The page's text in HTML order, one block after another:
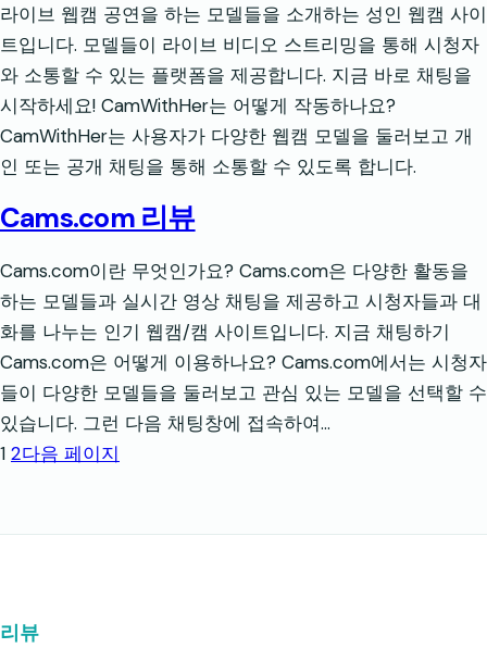
라이브 웹캠 공연을 하는 모델들을 소개하는 성인 웹캠 사이
트입니다. 모델들이 라이브 비디오 스트리밍을 통해 시청자
와 소통할 수 있는 플랫폼을 제공합니다. 지금 바로 채팅을
시작하세요! CamWithHer는 어떻게 작동하나요?
CamWithHer는 사용자가 다양한 웹캠 모델을 둘러보고 개
인 또는 공개 채팅을 통해 소통할 수 있도록 합니다.
Cams.com 리뷰
Cams.com이란 무엇인가요? Cams.com은 다양한 활동을
하는 모델들과 실시간 영상 채팅을 제공하고 시청자들과 대
화를 나누는 인기 웹캠/캠 사이트입니다. 지금 채팅하기
Cams.com은 어떻게 이용하나요? Cams.com에서는 시청자
들이 다양한 모델들을 둘러보고 관심 있는 모델을 선택할 수
있습니다. 그런 다음 채팅창에 접속하여…
1 2다음 페이지
리뷰